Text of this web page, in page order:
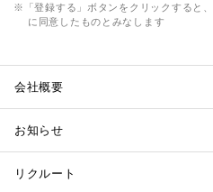
※「登録する」ボタンをクリックすると、
に同意したものとみなします
会社概要
お知らせ
リクルート